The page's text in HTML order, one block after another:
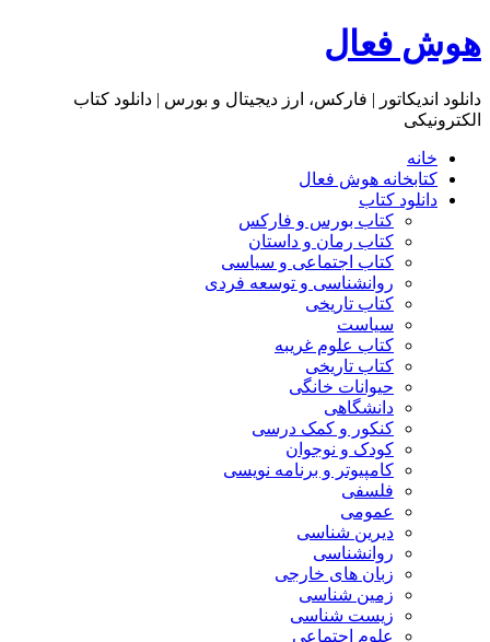
هوش فعال
دانلود اندیکاتور | فارکس، ارز دیجیتال و بورس | دانلود کتاب
الکترونیکی
خانه
کتابخانه هوش فعال
دانلود کتاب
کتاب بورس و فارکس
کتاب رمان و داستان
کتاب اجتماعی و سیاسی
روانشناسی و توسعه فردی
کتاب تاریخی
سیاست
کتاب علوم غریبه
کتاب تاریخی
حیوانات خانگی
دانشگاهی
کنکور و کمک‌ درسی
کودک و نوجوان
کامپیوتر و برنامه نویسی
فلسفی
عمومی
دیرین شناسی
روانشناسی
زبان های خارجی
زمین شناسی
زیست شناسی
علوم اجتماعی